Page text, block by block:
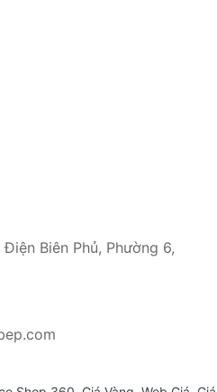
Điện Biên Phủ, Phường 6,